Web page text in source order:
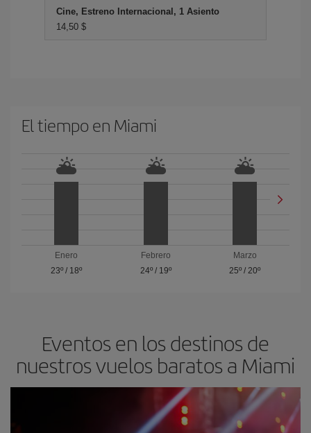
Cine, Estreno Internacional, 1 Asiento
14,50 $
El tiempo en Miami
Enero
23º/ 18º
Febrero
24º/ 19º
Marzo
25º /20º
Eventos en los destinos de
nuestros vuelos baratos a Miami